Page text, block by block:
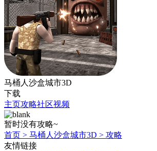
马桶人沙盒城市3D
下载
主页攻略社区视频
暂时没有攻略~
首页 > 马桶人沙盒城市3D > 攻略
友情链接